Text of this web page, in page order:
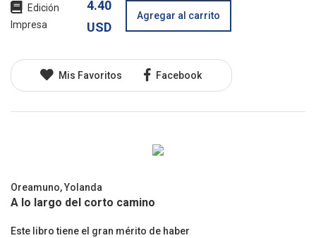
Edición
Impresa
4.40
USD
Agregar al carrito
Mis Favoritos Facebook
Oreamuno, Yolanda
A lo largo del corto camino
Este libro tiene el gran mérito de haber